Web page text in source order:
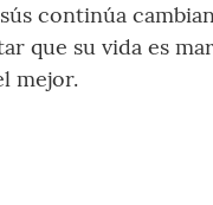
continúa
que su vida es
mejor.